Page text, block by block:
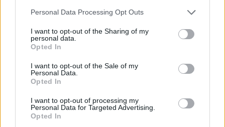
Personal Data Processing Opt Outs
I want to opt-out of the Sharing of my
personal data.
Opted In
I want to opt-out of the Sale of my
Personal Data.
Opted In
I want to opt-out of processing my
Personal Data for Targeted Advertising.
Opted In
Risperdal (230)
eux-mêmes ; ces avis sont d’abord lus, et éventuellement
adaptés afin de répondre à nos standards en ce qui concerne
l’évaluation d’un médicament, avant d’être approuvés. Pour
partager des évaluations, il n’est pas nécessaire de posséder
des connaissances médicales. De cette façon, les évaluations
reflètent seulement une image fidèle des expériences propres